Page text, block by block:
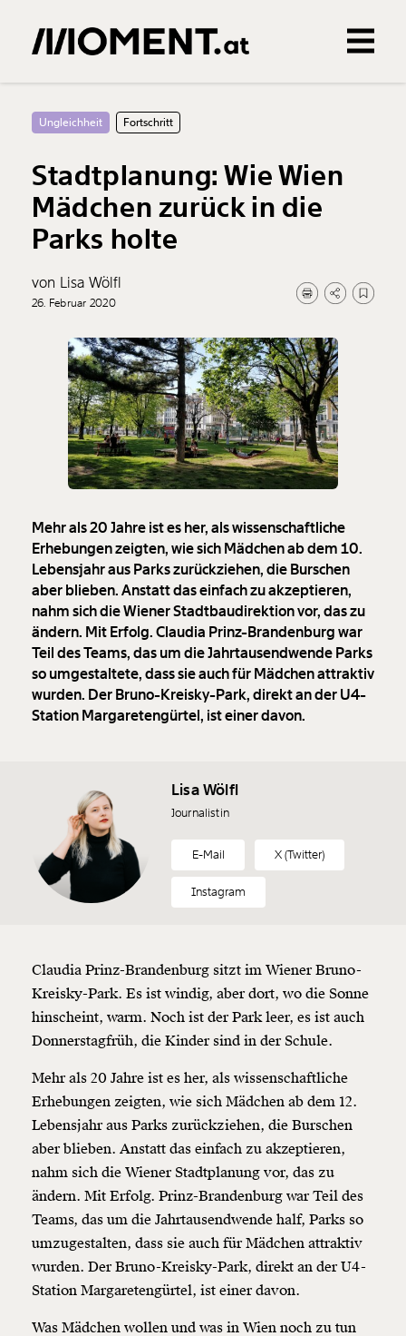
0Treffer
Ungleichheit Fortschritt
Stadtplanung: Wie Wien
Mädchen zurück in die
Parks holte
von Lisa Wölfl
26. Februar 2020
Mehr als 20 Jahre ist es her, als wissenschaftliche
Erhebungen zeigten, wie sich Mädchen ab dem 10.
Lebensjahr aus Parks zurückziehen, die Burschen
aber blieben. Anstatt das einfach zu akzeptieren,
nahm sich die Wiener Stadtbaudirektion vor, das zu
ändern. Mit Erfolg. Claudia Prinz-Brandenburg war
Teil des Teams, das um die Jahrtausendwende Parks
so umgestaltete, dass sie auch für Mädchen attraktiv
wurden. Der Bruno-Kreisky-Park, direkt an der U4-
Station Margaretengürtel, ist einer davon.
Lisa Wölfl
Journalistin
E-Mail X (Twitter)
Instagram
Claudia Prinz-Brandenburg sitzt im Wiener Bruno-
Kreisky-Park. Es ist windig, aber dort, wo die Sonne
hinscheint, warm. Noch ist der Park leer, es ist auch
Donnerstagfrüh, die Kinder sind in der Schule.
Mehr als 20 Jahre ist es her, als wissenschaftliche
Erhebungen zeigten, wie sich Mädchen ab dem 12.
Lebensjahr aus Parks zurückziehen, die Burschen
aber blieben. Anstatt das einfach zu akzeptieren,
nahm sich die Wiener Stadtplanung vor, das zu
ändern. Mit Erfolg. Prinz-Brandenburg war Teil des
Teams, das um die Jahrtausendwende half, Parks so
umzugestalten, dass sie auch für Mädchen attraktiv
wurden. Der Bruno-Kreisky-Park, direkt an der U4-
Station Margaretengürtel, ist einer davon.
Was Mädchen wollen und was in Wien noch zu tun